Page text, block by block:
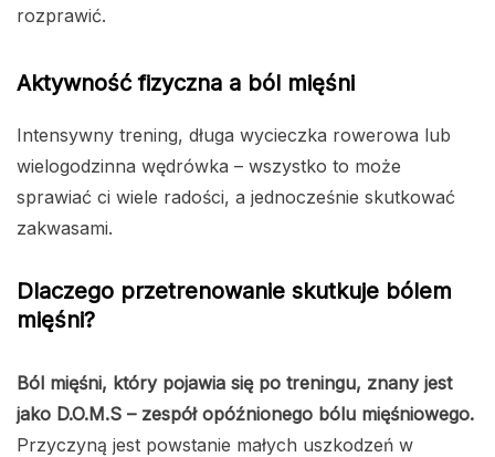
rozprawić.
Aktywność fizyczna a ból mięśni
Intensywny trening, długa wycieczka rowerowa lub
wielogodzinna wędrówka – wszystko to może
sprawiać ci wiele radości, a jednocześnie skutkować
zakwasami.
Dlaczego przetrenowanie skutkuje bólem
mięśni?
Ból mięśni, który pojawia się po treningu, znany jest
jako D.O.M.S – zespół opóźnionego bólu mięśniowego.
Przyczyną jest powstanie małych uszkodzeń w